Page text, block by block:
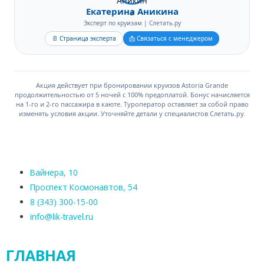
Екатерина Аникина
Эксперт по круизам | Слетать.ру
📄 Страница эксперта
📩 Связаться с менеджером
Акция действует при бронировании круизов Astoria Grande
продолжительностью от 5 ночей с 100% предоплатой. Бонус начисляется
на 1-го и 2-го пассажира в каюте. Туроператор оставляет за собой право
изменять условия акции. Уточняйте детали у специалистов Слетать.ру.
Вайнера, 10
Проспект Космонавтов, 54
8 (343) 300-15-00
info@lik-travel.ru
ГЛАВНАЯ